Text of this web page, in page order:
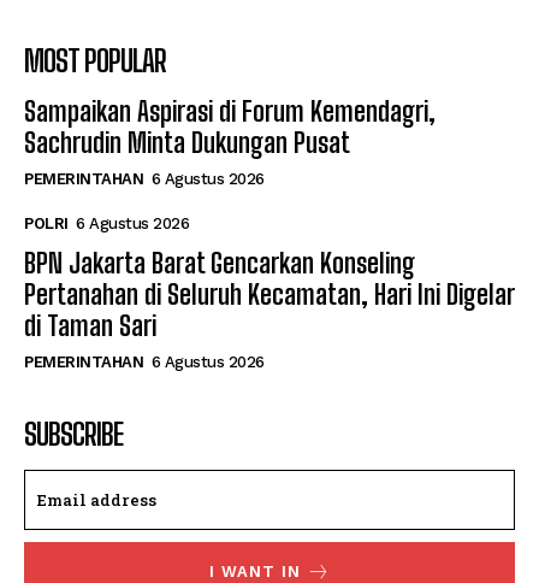
MOST POPULAR
Sampaikan Aspirasi di Forum Kemendagri,
Sachrudin Minta Dukungan Pusat
PEMERINTAHAN 6 Agustus 2026
POLRI 6 Agustus 2026
BPN Jakarta Barat Gencarkan Konseling
Pertanahan di Seluruh Kecamatan, Hari Ini Digelar
di Taman Sari
PEMERINTAHAN 6 Agustus 2026
SUBSCRIBE
I WANT IN